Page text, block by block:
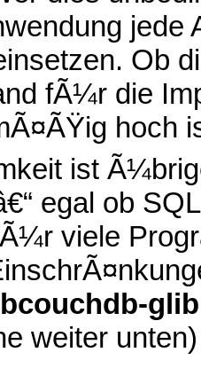
jede
Ob
fÃ¼r die
hoch
ist
egal ob
viele
glib
weiter